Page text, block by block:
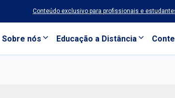
Conteúdo exclusivo para profissionais e
Sobre nós Educação a Distância